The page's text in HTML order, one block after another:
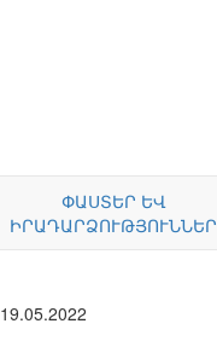
ՓԱՍՏԵՐ ԵՎ
ԻՐԱԴԱՐՁՈՒԹՅՈՒՆՆԵՐ
19.05.2022